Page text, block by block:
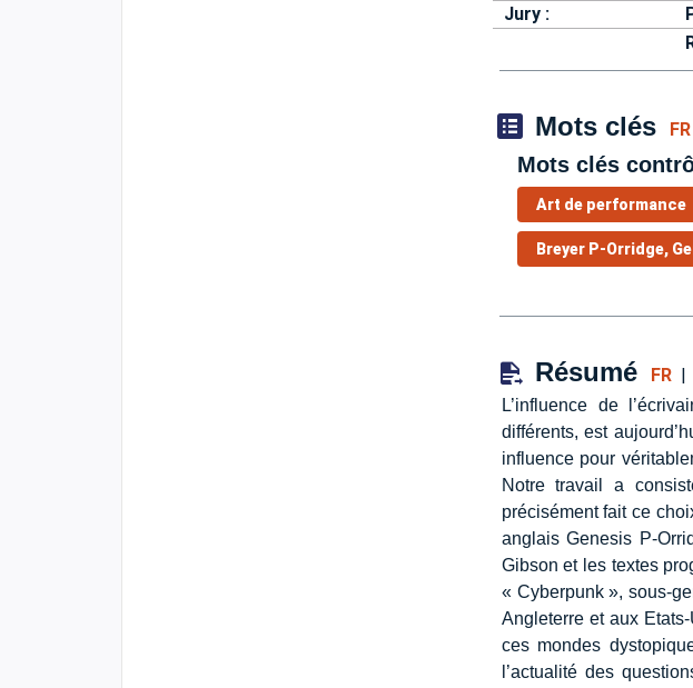
Jury :
Mots clés FR
Mots clés
Art de performance
Breyer P-Orridge,
Résumé FR|
L’influence de
différents, est
influence pour
Notre travail a
précisément fait ce
anglais Genesis P-
Gibson et les textes
« Cyberpunk », sous-
Angleterre et aux
ces mondes
l’actualité des